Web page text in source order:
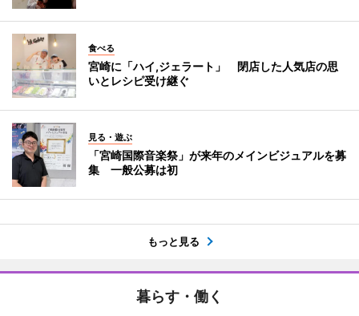
食べる
宮崎に「ハイ,ジェラート」 閉店した人気店の思
いとレシピ受け継ぐ
見る・遊ぶ
「宮崎国際音楽祭」が来年のメインビジュアルを募
集 一般公募は初
もっと見る
暮らす・働く